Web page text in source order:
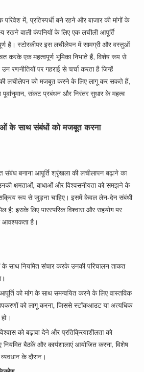
में, प्रतिस्पर्धी बने रहने और बाजार की मांगों के
रखने वाली कंपनियों के लिए एक लचीली आपूर्ति
है। स्टोरकीपर इस लचीलेपन में सामग्री और वस्तुओं
करके एक महत्वपूर्ण भूमिका निभाते हैं, विशेष रूप से
पर गहराई से चर्चा करता है जिन्हें
की लचीलेपन को मजबूत करने के लिए लागू कर सकते हैं,
पूर्वानुमान, संकट प्रबंधन और निरंतर सुधार के महत्व
के साथ संबंधों को मजबूत करना
संबंध बनाना आपूर्ति श्रृंखला की लचीलापन बढ़ाने का
क्षमताओं, बाधाओं और विश्वसनीयता को समझने के
रूप से जुड़ना चाहिए। इसमें केवल लेन-देन संबंधी
है; इसके लिए पारस्परिक विश्वास और सहयोग पर
आवश्यकता है।
के साथ नियमित संचार करके उनकी परिचालन ताकत
को मांग के साथ समन्वयित करने के लिए वास्तविक
को लागू करना, जिससे स्टॉकआउट या अत्यधिक
को बढ़ावा देने और प्रतिक्रियाशीलता को
नियमित बैठकें और कार्यशालाएं आयोजित करना, विशेष
के दौरान।